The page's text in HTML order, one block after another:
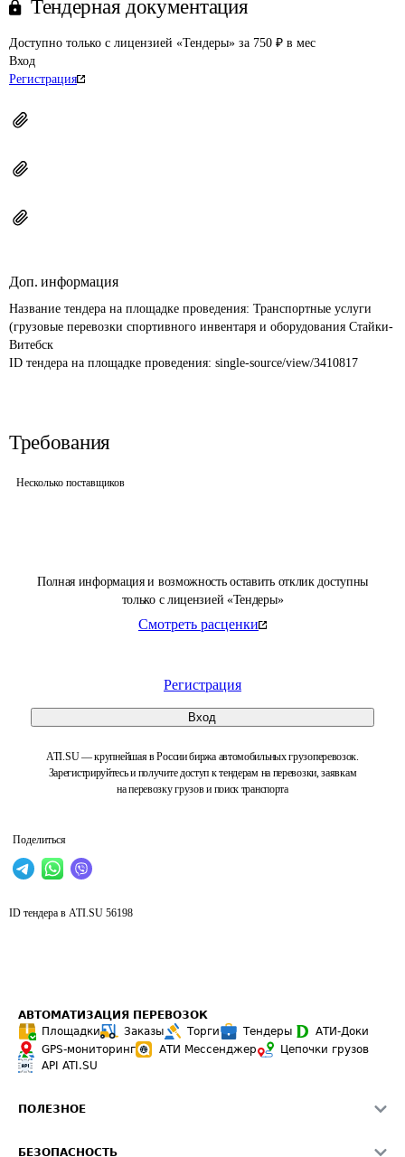
Полная информация и возможность оставить отклик доступны
только с лицензией «Тендеры»
Смотреть расценки
Регистрация
Вход
ATI.SU — крупнейшая в России биржа автомобильных грузоперевозок.
Зарегистрируйтесь и получите доступ к тендерам на перевозки, заявкам
на перевозку грузов и поиск транспорта
Поделиться
Тендерная документация
Доступно только с лицензией «Тендеры» за 750 ₽ в мес
Вход
Регистрация
Доп. информация
Название тендера на площадке проведения: Транспортные услуги
(грузовые перевозки спортивного инвентаря и оборудования Стайки-
Витебск
ID тендера на площадке проведения: single-source/view/3410817
Требования
Несколько поставщиков
ID тендера в ATI.SU 56198
АВТОМАТИЗАЦИЯ ПЕРЕВОЗОК
Площадки
Заказы Торги Тендеры
АТИ-Доки
GPS-мониторинг
АТИ Мессенджер
Цепочки грузов
API ATI.SU
ПОЛЕЗНОЕ
БЕЗОПАСНОСТЬ